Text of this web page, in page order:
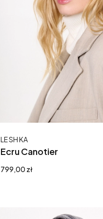
Ecru Canotier
Producent
LE SH KA
Cena
799,00 zł